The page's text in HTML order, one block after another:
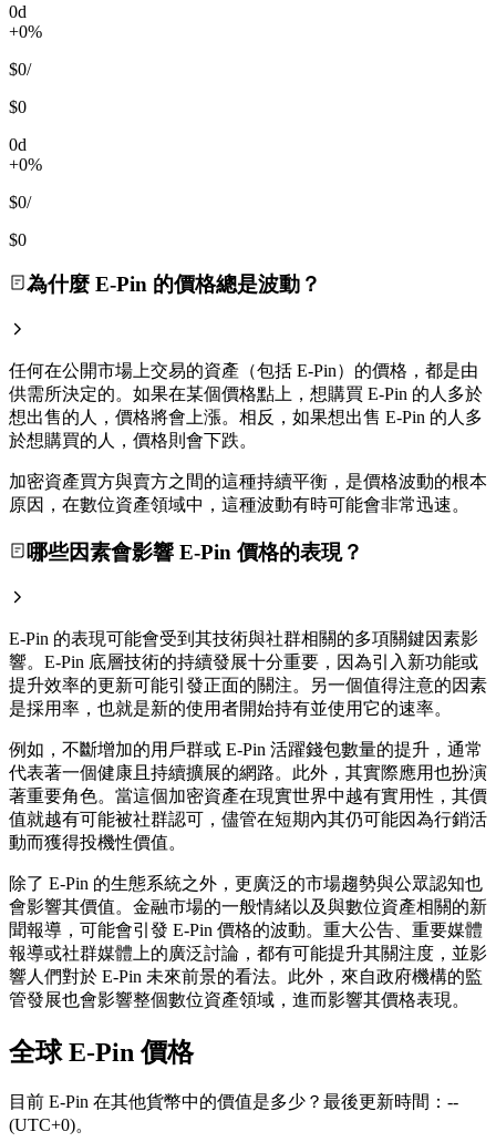
0d
+0%
$0/
$0
0d
+0%
$0/
$0
為什麼 E-Pin 的價格總是波動？
任何在公開市場上交易的資產（包括 E-Pin）的價格，都是由
供需所決定的。如果在某個價格點上，想購買 E-Pin 的人多於
想出售的人，價格將會上漲。相反，如果想出售 E-Pin 的人多
於想購買的人，價格則會下跌。
加密資產買方與賣方之間的這種持續平衡，是價格波動的根本
原因，在數位資產領域中，這種波動有時可能會非常迅速。
哪些因素會影響 E-Pin 價格的表現？
E-Pin 的表現可能會受到其技術與社群相關的多項關鍵因素影
響。E-Pin 底層技術的持續發展十分重要，因為引入新功能或
提升效率的更新可能引發正面的關注。另一個值得注意的因素
是採用率，也就是新的使用者開始持有並使用它的速率。
例如，不斷增加的用戶群或 E-Pin 活躍錢包數量的提升，通常
代表著一個健康且持續擴展的網路。此外，其實際應用也扮演
著重要角色。當這個加密資產在現實世界中越有實用性，其價
值就越有可能被社群認可，儘管在短期內其仍可能因為行銷活
動而獲得投機性價值。
除了 E-Pin 的生態系統之外，更廣泛的市場趨勢與公眾認知也
會影響其價值。金融市場的一般情緒以及與數位資產相關的新
聞報導，可能會引發 E-Pin 價格的波動。重大公告、重要媒體
報導或社群媒體上的廣泛討論，都有可能提升其關注度，並影
響人們對於 E-Pin 未來前景的看法。此外，來自政府機構的監
管發展也會影響整個數位資產領域，進而影響其價格表現。
全球 E-Pin 價格
目前 E-Pin 在其他貨幣中的價值是多少？最後更新時間：--
(UTC+0)。